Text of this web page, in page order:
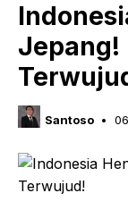
Jepang!
Santoso